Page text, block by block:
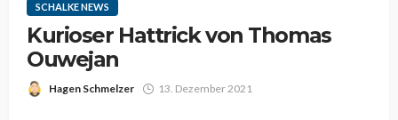
SCHALKE NEWS
Kurioser Hattrick von Thomas
Ouwejan
Hagen Schmelzer 13. Dezember 2021